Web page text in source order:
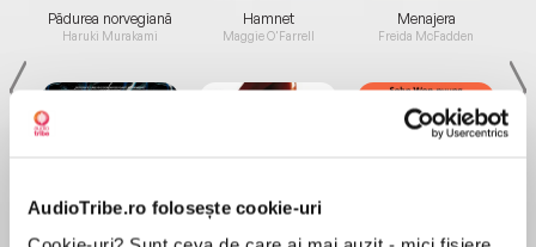
AudioTribe.ro folosește cookie-uri
Pădurea norvegiană
Haruki Murakami
Elita de Argint (Elita
Hamnet
Maggie O'Farrell
Diavolul se îmbracă de
Menajera
Freida McFadden
Migdală